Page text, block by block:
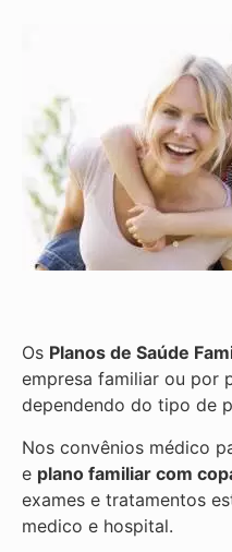
Os Planos de Saúde
empresa familiar ou por
dependendo do tipo de
Nos convênios médico
e plano familiar com
exames e tratamentos
medico e hospital.